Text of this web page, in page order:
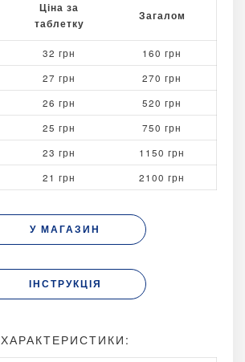
Ціна за
таблетку
Загалом
32 грн
160 грн
27 грн
270 грн
26 грн
520 грн
25 грн
750 грн
23 грн
1150 грн
21 грн 2100 грн
У МАГАЗИН
ІНСТРУКЦІЯ
ХАРАКТЕРИСТИКИ: